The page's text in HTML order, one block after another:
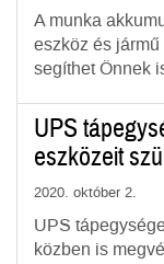
A munka
eszköz és
segíthet Önnek
UPS
eszközeit
2020. október 2.
UPS
közben is